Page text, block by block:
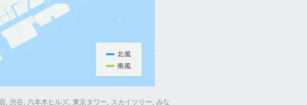
, 渋谷, 六本木ヒルズ, 東京タワー, スカイツリー, みな